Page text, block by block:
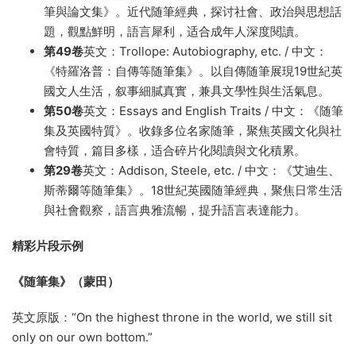
筆與論文集》。近代随筆經典，探讨社會、政治與思想話
題，觀點鮮明，語言犀利，适合成年人深度閱讀。
第49卷英文：Trollope: Autobiography, etc. / 中文：
《特羅洛普：自傳等随筆集》。以自傳随筆展現19世紀英
國文人生活，叙事細膩真實，兼具文學性與生活氣息。
第50卷英文：Essays and English Traits / 中文：《随筆
集及英國特質》。收錄多位名家随筆，聚焦英國文化與社
會特質，篇目多樣，适合碎片化閱讀與文化積累。
第29卷英文：Addison, Steele, etc. / 中文：《艾迪生、
斯蒂爾等随筆集》。18世紀英國随筆經典，聚焦日常生活
與社會觀察，語言典雅流暢，提升語言表達能力。
精彩片段示例
《随筆集》（蒙田）
英文原版：“On the highest throne in the world, we still sit
only on our own bottom.”